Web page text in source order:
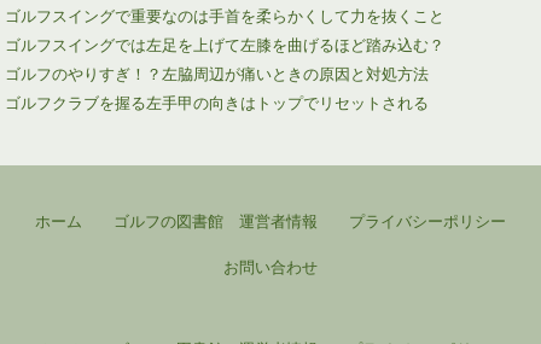
ゴルフスイングで重要なのは手首を柔らかくして力を抜くこと
ゴルフスイングでは左足を上げて左膝を曲げるほど踏み込む？
ゴルフのやりすぎ！？左脇周辺が痛いときの原因と対処方法
ゴルフクラブを握る左手甲の向きはトップでリセットされる
ホーム ゴルフの図書館 運営者情報
プライバシーポリシー
お問い合わせ